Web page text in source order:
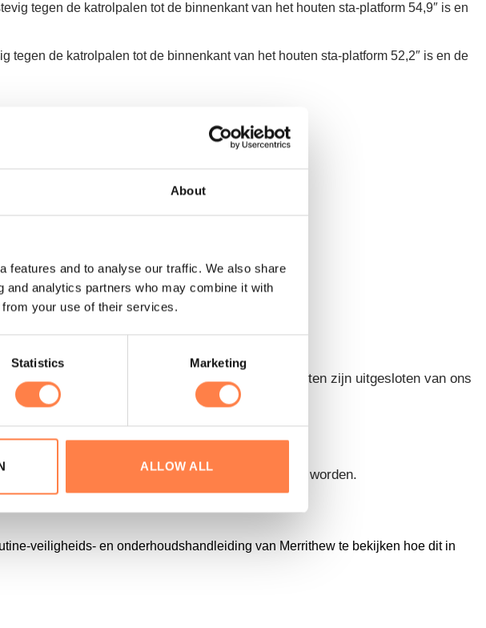
About
features and to analyse our traffic. We also share
analytics partners who may combine it with
from your use of their services.
Statistics Marketing
ALLOW ALL
tegen de katrolpalen tot de binnenkant van het houten sta-platform 54,9″ is en
de katrolpalen tot de binnenkant van het houten sta-platform 52,2″ is en de
bezorgd kan worden. Palletleveringsproducten zijn uitgesloten van ons
kunnen deze producten niet geretourneerd worden.
veiligheids- en onderhoudshandleiding van Merrithew te bekijken hoe dit in